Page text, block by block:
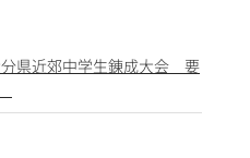
分県近郊中学生錬成大会 要